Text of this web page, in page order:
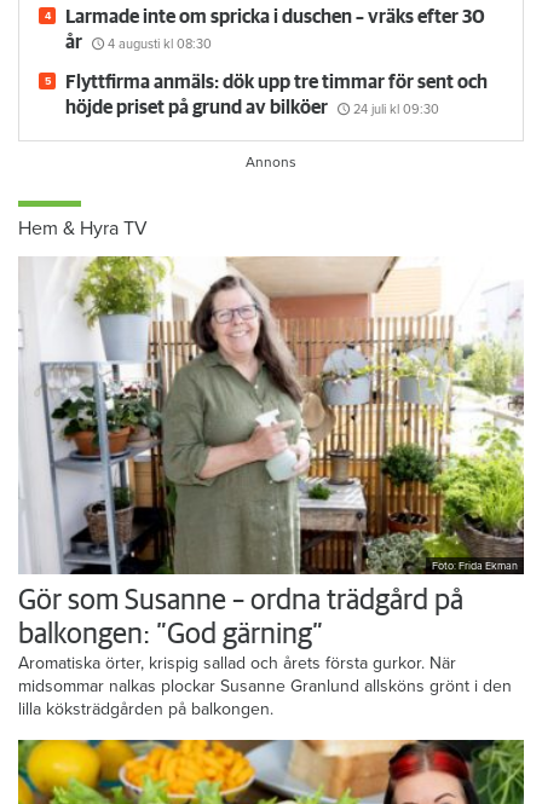
döms för folkbokföringsbrott
kl 16:10
Larmade inte om spricka i duschen – vräks efter 30
år
4 augusti kl 08:30
Flyttfirma anmäls: dök upp tre timmar för sent och
höjde priset på grund av bilköer
24 juli kl 09:30
Hem & Hyra TV
Foto: Frida Ekman
Gör som Susanne – ordna trädgård på
balkongen: ”God gärning”
Aromatiska örter, krispig sallad och årets första gurkor. När
midsommar nalkas plockar Susanne Granlund allsköns grönt i den
lilla köksträdgården på balkongen.